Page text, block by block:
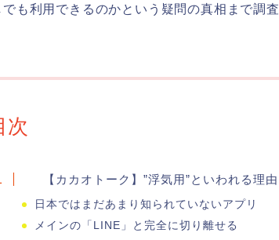
も利用できるのかという疑問の真相まで調査
次
【カカオトーク】”浮気用”といわれる理由
日本ではまだあまり知られていないアプリ
メインの「LINE」と完全に切り離せる